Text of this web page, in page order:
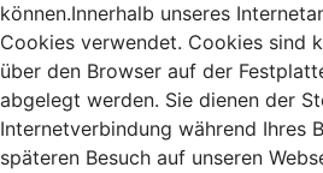
können.Innerhalb unseres
Cookies verwendet. Cookies sind
über den Browser auf der
abgelegt werden. Sie dienen der
Internetverbindung während Ihres
späteren Besuch auf unseren